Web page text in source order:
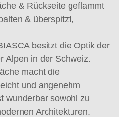
& Rückseite geflammt
& überspitzt,
besitzt die Optik der
Alpen in der Schweiz.
macht die
und angenehm
wunderbar sowohl zu
Architekturen.